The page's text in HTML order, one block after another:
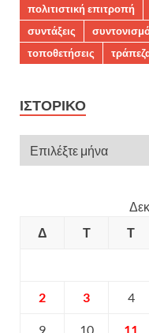
πολιτιστική επιτροπή
συντάξεις
τοποθετήσεις
ΙΣΤΟΡΙΚΌ
Δ
Τ Τ
2 3 4
9 10 11